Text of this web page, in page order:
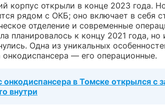
корпус открыли в конце 2023 года.
рядом с ОКБ; оно включает в себя
отделение и современные
планировалось к концу 2021 года, но
Одна из уникальных
онкодиспансера — его операционные.
онкодиспансера в Томске открылся с
внутри